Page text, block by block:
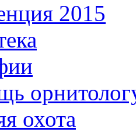
2015
охота